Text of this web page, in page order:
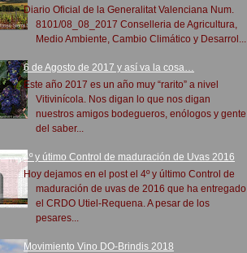
Diario Oficial de la Generalitat Valenciana Num.
8101/08_08_2017 Conselleria de Agricultura,
Medio Ambiente, Cambio Climático y Desarrol...
6 de Agosto de 2017 y así va la cosa…
Este año 2017 es un año muy “rarito” a nivel
Vitivinícola. Nos digan lo que nos digan
nuestros amigos bodegueros, enólogos y gente
del saber...
4º y útimo Control de maduración de Uvas 2016
Hoy dejamos en el post el 4º y último Control de
maduración de uvas de 2016 que ha entregado
el CRDO Utiel-Requena. A pesar de los
pesares...
Movimiento Vino DO-Brindis 2018